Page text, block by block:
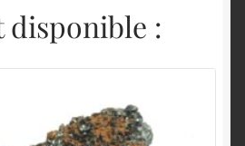
disponible :